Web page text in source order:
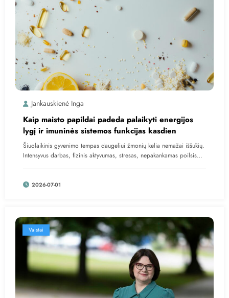
Jankauskienė Inga
Kaip maisto papildai padeda palaikyti energijos
lygį ir imuninės sistemos funkcijas kasdien
Šiuolaikinis gyvenimo tempas daugeliui žmonių kelia nemažai iššūkių.
Intensyvus darbas, fizinis aktyvumas, stresas, nepakankamas poilsis…
2026-07-01
Vaistai